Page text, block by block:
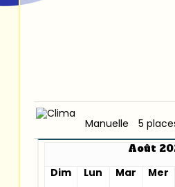
Manuelle 5
Août
Dim
Lun Mar Mer